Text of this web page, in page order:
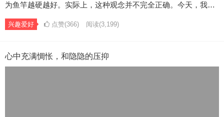
为鱼竿越硬越好。实际上，这种观念并不完全正确。今天，我…
兴趣爱好 点赞(366) 阅读(3,199)
心中充满惆怅，和隐隐的压抑